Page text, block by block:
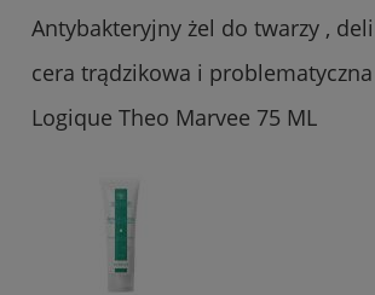
Antybakteryjny żel do twarzy ,
cera trądzikowa i
Logique Theo Marvee 75 ML